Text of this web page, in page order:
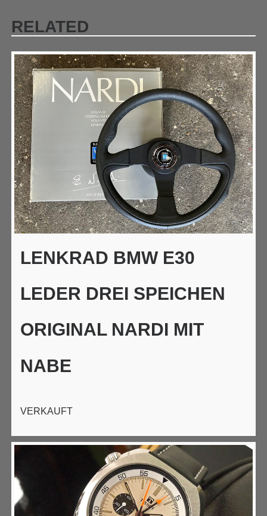
RELATED
LENKRAD BMW E30
LEDER DREI SPEICHEN
ORIGINAL NARDI MIT
NABE
VERKAUFT